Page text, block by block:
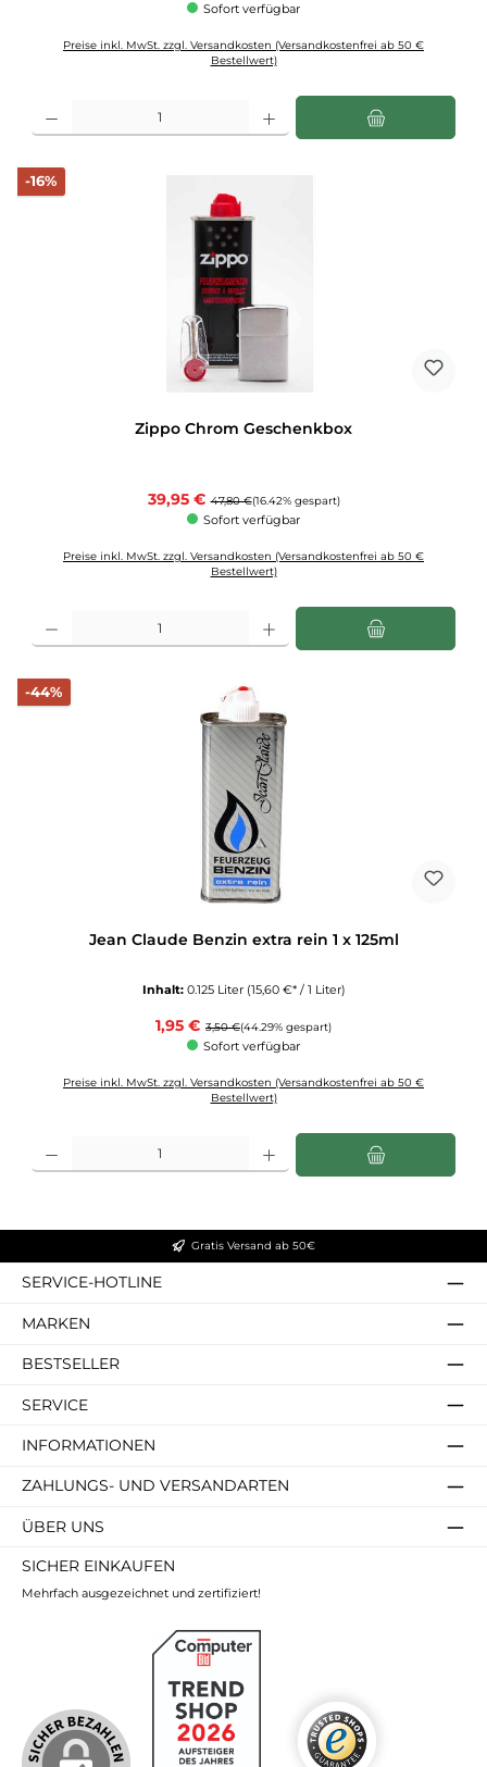
Sofort verfügbar
Preise inkl. MwSt. zzgl. Versandkosten (Versandkostenfrei ab 50 €
Bestellwert)
-16%Rabatt
Zippo Chrom Geschenkbox
Verkaufspreis:
39,95 € Regulärer Preis:
47,80 €(16.42% gespart)
Sofort verfügbar
Preise inkl. MwSt. zzgl. Versandkosten (Versandkostenfrei ab 50 €
Bestellwert)
Produkt Anzahl: Gib den gewünschten Wert ein oder benutze die Schaltflächen
-44%Rabatt
Jean Claude Benzin extra rein 1 x 125ml
Inhalt: 0.125 Liter (15,60 €* / 1 Liter)
Verkaufspreis:
1,95 € Regulärer Preis:
3,50 €(44.29% gespart)
Sofort verfügbar
Preise inkl. MwSt. zzgl. Versandkosten (Versandkostenfrei ab 50 €
Bestellwert)
Produkt Anzahl: Gib den gewünschten Wert ein oder benutze die Schaltflächen
Gratis Versand ab 50€
SERVICE-HOTLINE
MARKEN
BESTSELLER
SERVICE
INFORMATIONEN
ZAHLUNGS- UND VERSANDARTEN
ÜBER UNS
SICHER EINKAUFEN
Mehrfach ausgezeichnet und zertifiziert!